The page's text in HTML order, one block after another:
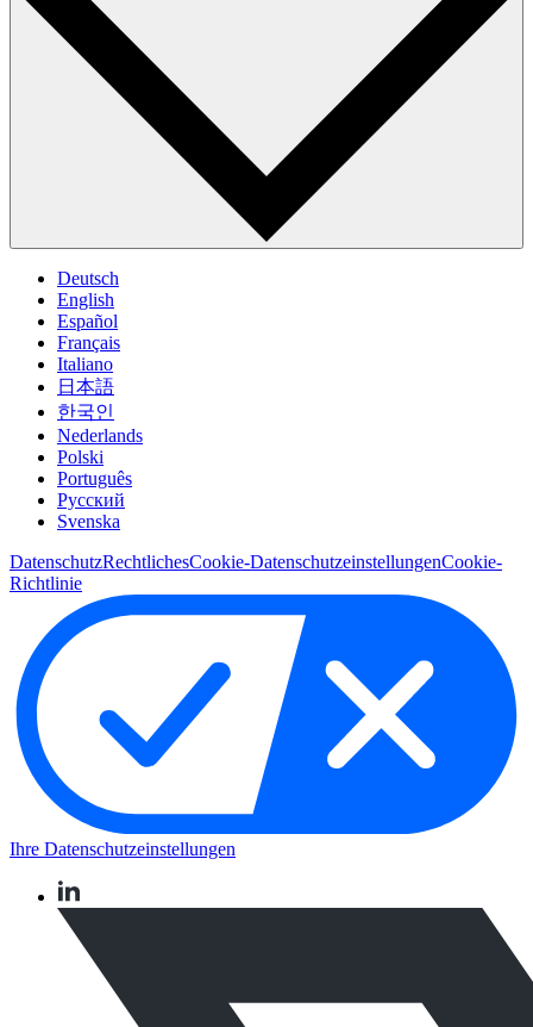
Deutsch
English
Español
Français
Italiano
日本語
한국인
Nederlands
Polski
Português
Pусский
Svenska
DatenschutzRechtlichesCookie-DatenschutzeinstellungenCookie-
Richtlinie
Ihre Datenschutzeinstellungen